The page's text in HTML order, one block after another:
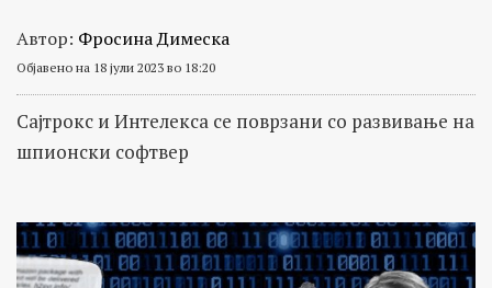
Автор: Фросина Димеска
Објавено на 18 јули 2023 во 18:20
Сајтрокс и Интелекса се поврзани со развивање на
шпионски софтвер